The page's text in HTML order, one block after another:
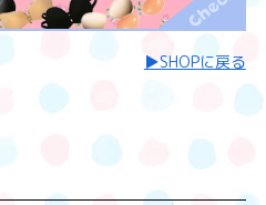
▶︎SHOPに戻る